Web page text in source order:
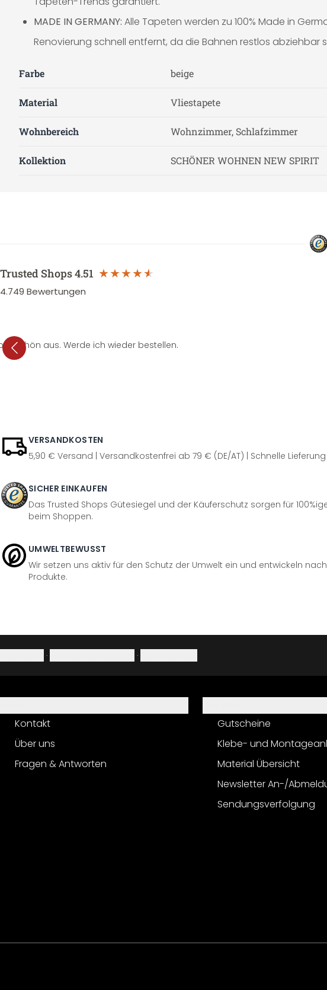
MADE IN GERMANY: Alle Tapeten werden zu 100% Made in
Renovierung schnell entfernt, da die Bahnen restlos
Farbe beige
Material Vliestapete
Wohnbereich Wohnzimmer, Schlafzimmer
Kollektion SCHÖNER WOHNEN NEW SPIRIT
Trusted Shops4.51
4.749 Bewertungen
schön aus. Werde ich wieder bestellen.
VERSANDKOSTEN
5,90 € Versand | Versandkostenfrei ab 79 € (DE/AT) | Schnelle Lieferung
SICHER EINKAUFEN
Das Trusted Shops Gütesiegel und der Käuferschutz sorgen für
beim Shoppen.
UMWELTBEWUSST
Wir setzen uns aktiv für den Schutz der Umwelt ein und entwickeln
Produkte.
· ·
Kontakt
Über uns
Fragen & Antworten
Gutscheine
Klebe- und
Material Übersicht
Newsletter An-/
Sendungsverfolgung